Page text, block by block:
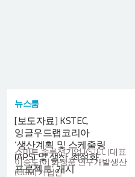
인보이스, 영수증, 계약서,
비정형 문서에서 핵심 데이터를
스스로 찾아내고 분류 및
추출할 수 있어, 기업의 수작업
부담을 줄이고 업무 효율을
극대화한다. 또한 스마트 IDP는
문서의 분류(classiffication),
뉴스룸
[보도자료] KSTEC,
잉글우드랩코리아
‘생산계획 및 스케줄링
(APS) 및 생산 최적화
프로젝트’ 개시
스마트 솔루션기업 KSTEC (대표
이승도)이 화장품 연구개발생산
(ODM) 기업인